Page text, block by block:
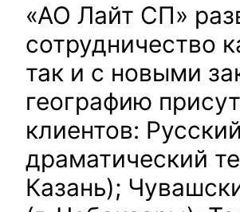
«АО Лайт СП»
сотрудничество
так и с новыми
географию
клиентов:
драматический
Казань);